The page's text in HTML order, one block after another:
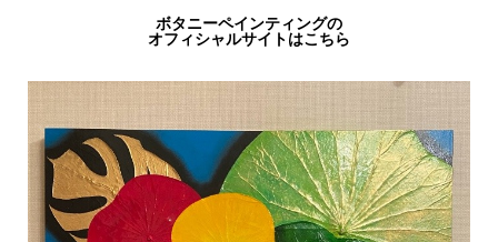
ボタニーペインティングの
オフィシャルサイトはこちら